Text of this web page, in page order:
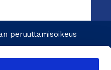
peruuttamisoikeus